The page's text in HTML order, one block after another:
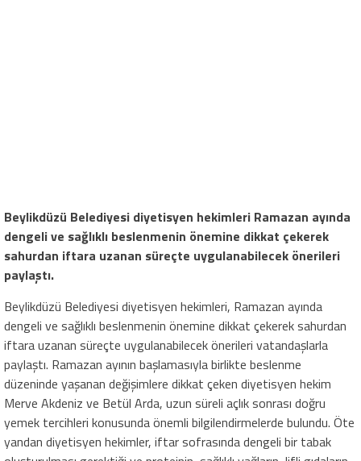
Beylikdüzü Belediyesi diyetisyen hekimleri Ramazan ayında
dengeli ve sağlıklı beslenmenin önemine dikkat çekerek
sahurdan iftara uzanan süreçte uygulanabilecek önerileri
paylaştı.
Beylikdüzü Belediyesi diyetisyen hekimleri, Ramazan ayında
dengeli ve sağlıklı beslenmenin önemine dikkat çekerek sahurdan
iftara uzanan süreçte uygulanabilecek önerileri vatandaşlarla
paylaştı. Ramazan ayının başlamasıyla birlikte beslenme
düzeninde yaşanan değişimlere dikkat çeken diyetisyen hekim
Merve Akdeniz ve Betül Arda, uzun süreli açlık sonrası doğru
yemek tercihleri konusunda önemli bilgilendirmelerde bulundu. Öte
yandan diyetisyen hekimler, iftar sofrasında dengeli bir tabak